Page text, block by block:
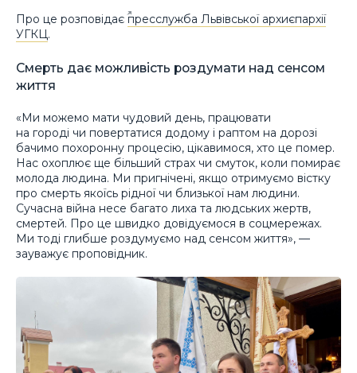
Про це розповідаєпресслужба Львівської архиєпархії
УГКЦ.
Смерть дає можливість роздумати над сенсом
життя
«Ми можемо мати чудовий день, працювати
на городі чи повертатися додому і раптом на дорозі
бачимо похоронну процесію, цікавимося, хто це помер.
Нас охоплює ще більший страх чи смуток, коли помирає
молода людина. Ми пригнічені, якщо отримуємо вістку
про смерть якоїсь рідної чи близької нам людини.
Сучасна війна несе багато лиха та людських жертв,
смертей. Про це швидко довідуємося в соцмережах.
Ми тоді глибше роздумуємо над сенсом життя», —
зауважує проповідник.